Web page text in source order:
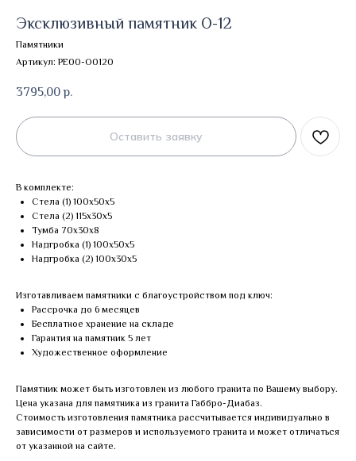
Эксклюзивный памятник О-12
Памятники
Артикул: PE00-O0120
3795,00 р.
Оставить заявку
В комплекте:
Стела (1) 100х50х5
Стела (2) 115х30х5
Тумба 70х30х8
Надгробка (1) 100х50х5
Надгробка (2) 100х30х5
Изготавливаем памятники с благоустройством под ключ:
Рассрочка до 6 месяцев
Бесплатное хранение на складе
Гарантия на памятник 5 лет
Художественное оформление
Памятник может быть изготовлен из любого гранита по Вашему выбору.
Цена указана для памятника из гранита Габбро-Диабаз.
Стоимость изготовления памятника рассчитывается индивидуально в
зависимости от размеров и используемого гранита и может отличаться
от указанной на сайте.